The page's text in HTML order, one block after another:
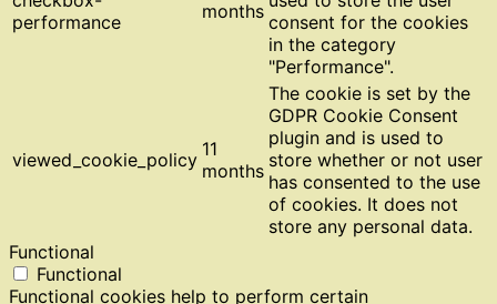
performance
months consent for the cookies
in the category
"Performance".
viewed_cookie_policy 11
months
The cookie is set by the
GDPR Cookie Consent
plugin and is used to
store whether or not user
has consented to the use
of cookies. It does not
store any personal data.
Functional
Functional
Functional cookies help to perform certain